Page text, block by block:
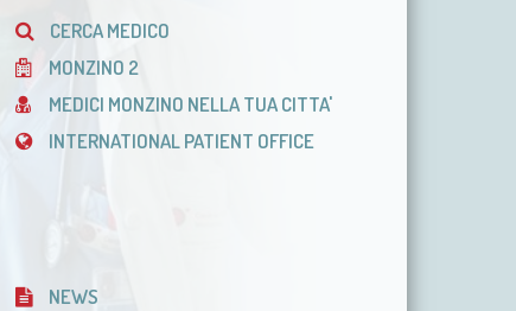
CERCA MEDICO
MONZINO 2
MEDICI MONZINO NELLA TUA CITTA'
INTERNATIONAL PATIENT OFFICE
NEWS